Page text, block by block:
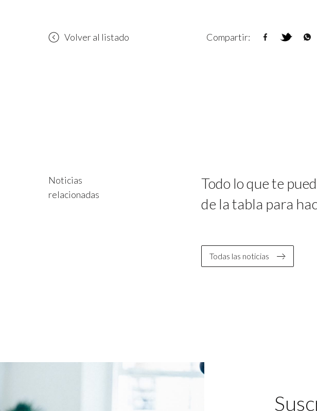
Volver al listado Compartir:
Noticias
relacionadas
Todo lo que te
de la tabla para
Todas las noticias